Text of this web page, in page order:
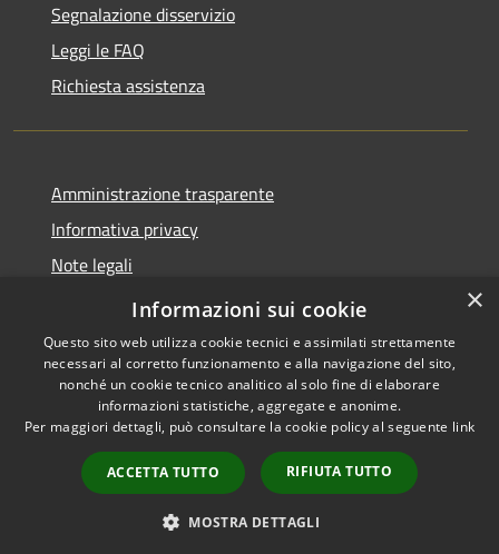
Segnalazione disservizio
Leggi le FAQ
Richiesta assistenza
Amministrazione trasparente
Informativa privacy
Note legali
Dichiarazione di accessibilità
Accessibilità
Copyright © 2026 • Comune di
Andora • Powered by
Municipium•
Accesso
redazione
×
Informazioni sui cookie
Questo sito web utilizza cookie tecnici e assimilati strettamente
necessari al corretto funzionamento e alla navigazione del sito,
nonché un cookie tecnico analitico al solo fine di elaborare
informazioni statistiche, aggregate e anonime.
Per maggiori dettagli, può consultare la cookie policy al seguente link
ACCETTA TUTTO RIFIUTA TUTTO
MOSTRA DETTAGLI